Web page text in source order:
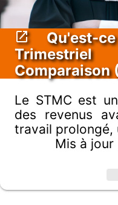
Qu'est-
Comparaison
Le STMC est
des revenus
travail prolongé,
Mis à jour